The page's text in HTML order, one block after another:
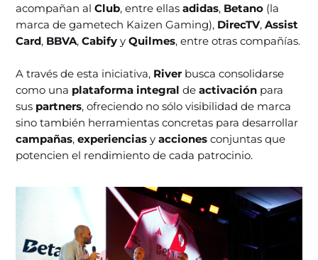
acompañan alClub, entre ellasadidas, Betano (la
marca de gametech Kaizen Gaming), DirecTV,Assist
Card, BBVA,Cabify yQuilmes, entre otras compañías.
A través de esta iniciativa, River busca consolidarse
como una plataforma integral deactivación para
sus partners, ofreciendo no sólo visibilidad de marca
sino también herramientas concretas para desarrollar
campañas,experiencias yacciones conjuntas que
potencien el rendimiento de cada patrocinio.